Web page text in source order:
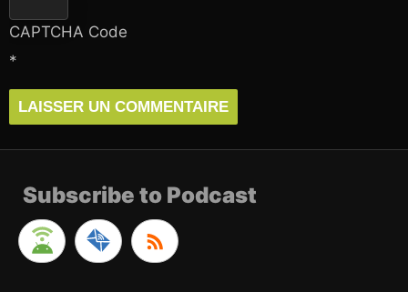
CAPTCHA Code
*
Subscribe to Podcast